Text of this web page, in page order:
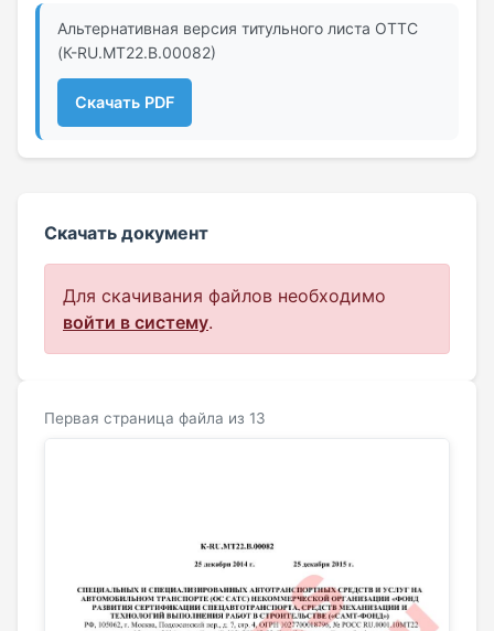
Альтернативная версия титульного листа ОТТС
(К-RU.МТ22.В.00082)
Скачать PDF
Скачать документ
Для скачивания файлов необходимо
войти в систему.
Первая страница файла из 13